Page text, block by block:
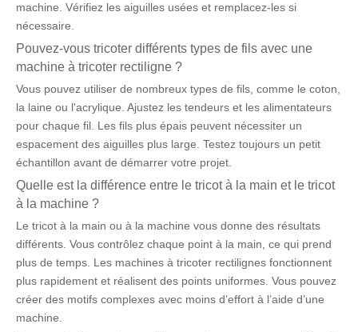
machine. Vérifiez les aiguilles usées et remplacez-les si
nécessaire.
Pouvez-vous tricoter différents types de fils avec une
machine à tricoter rectiligne ?
Vous pouvez utiliser de nombreux types de fils, comme le coton,
la laine ou l'acrylique. Ajustez les tendeurs et les alimentateurs
pour chaque fil. Les fils plus épais peuvent nécessiter un
espacement des aiguilles plus large. Testez toujours un petit
échantillon avant de démarrer votre projet.
Quelle est la différence entre le tricot à la main et le tricot
à la machine ?
Le tricot à la main ou à la machine vous donne des résultats
différents. Vous contrôlez chaque point à la main, ce qui prend
plus de temps. Les machines à tricoter rectilignes fonctionnent
plus rapidement et réalisent des points uniformes. Vous pouvez
créer des motifs complexes avec moins d’effort à l’aide d’une
machine.